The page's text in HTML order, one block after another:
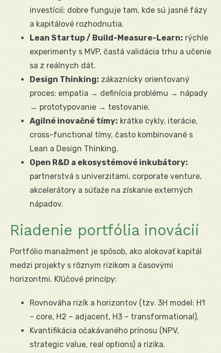
investícií; dobre funguje tam, kde sú jasné fázy
a kapitálové rozhodnutia.
Lean Startup / Build-Measure-Learn: rýchle
experimenty s MVP, častá validácia trhu a učenie
sa z reálnych dát.
Design Thinking: zákaznícky orientovaný
proces: empatia → definícia problému → nápady
→ prototypovanie → testovanie.
Agilné inovačné tímy: krátke cykly, iterácie,
cross-functional tímy, často kombinované s
Lean a Design Thinking.
Open R&D a ekosystémové inkubátory:
partnerstvá s univerzitami, corporate venture,
akcelerátory a súťaže na získanie externých
nápadov.
Riadenie portfólia inovácií
Portfólio manažment je spôsob, ako alokovať kapitál
medzi projekty s rôznym rizikom a časovými
horizontmi. Kľúčové princípy:
Rovnováha rizík a horizontov (tzv. 3H model: H1
– core, H2 – adjacent, H3 – transformational).
Kvantifikácia očakávaného prínosu (NPV,
strategic value, real options) a rizika.